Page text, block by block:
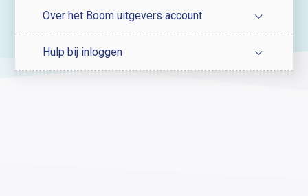
Over het Boom uitgevers account
Hulp bij inloggen